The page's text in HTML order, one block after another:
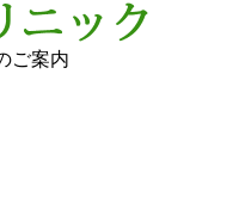
ご案内